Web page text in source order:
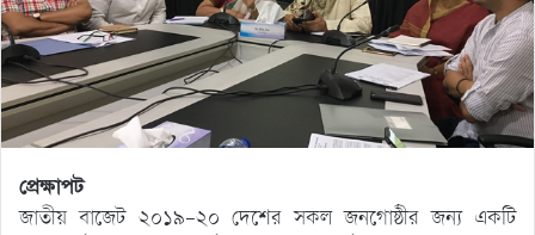
প্রেক্ষাপট
জাতীয় বাজেট ২০১৯-২০ দেশের সকল জনগোষ্ঠীর জন্য একটি